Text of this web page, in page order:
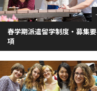
春学期派遣留学制度・募集要
項